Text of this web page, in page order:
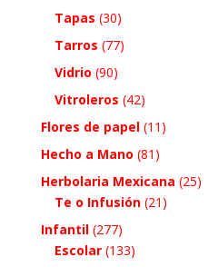
Tapas (30)
Tarros (77)
Vidrio (90)
Vitroleros (42)
Flores de papel (11)
Hecho a Mano (81)
Herbolaria Mexicana (25)
Te o Infusión (21)
Infantil (277)
Escolar (133)